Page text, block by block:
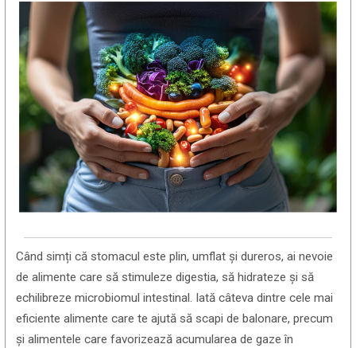
Când simți că stomacul este plin, umflat și dureros, ai nevoie
de alimente care să stimuleze digestia, să hidrateze și să
echilibreze microbiomul intestinal. Iată câteva dintre cele mai
eficiente alimente care te ajută să scapi de balonare, precum
și alimentele care favorizează acumularea de gaze în